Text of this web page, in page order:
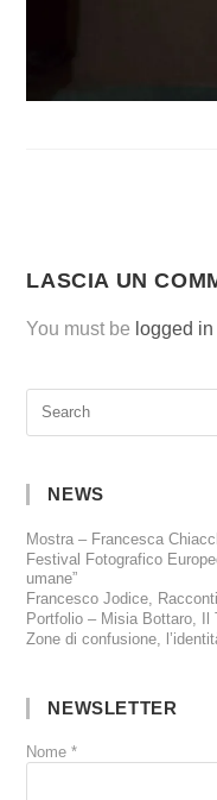
LASCIA UN
You must be logged in
NEWS
Mostra – Francesca
Festival Fotografico
umane”
Francesco Jodice,
Portfolio – Misia Bottaro, Il
Zone di confusione,
NEWSLETTER
Nome*